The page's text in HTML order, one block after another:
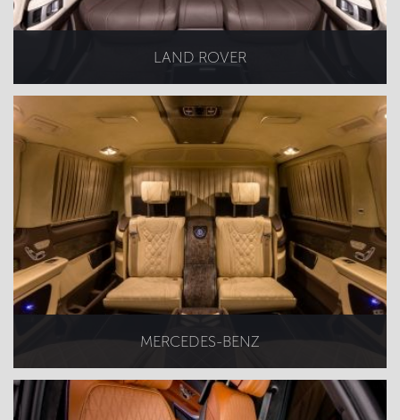
LAND ROVER
MERCEDES-BENZ